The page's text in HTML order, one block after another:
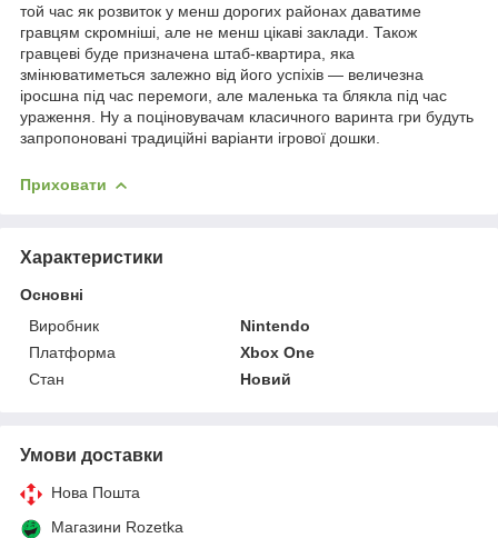
той час як розвиток у менш дорогих районах даватиме
гравцям скромніші, але не менш цікаві заклади. Також
гравцеві буде призначена штаб-квартира, яка
змінюватиметься залежно від його успіхів — величезна
іросшна під час перемоги, але маленька та блякла під час
ураження. Ну а поціновувачам класичного варинта гри будуть
запропоновані традиційні варіанти ігрової дошки.
Приховати
Характеристики
Основні
Виробник
Nintendo
Платформа
Xbox One
Стан
Новий
Умови доставки
Нова Пошта
Магазини Rozetka